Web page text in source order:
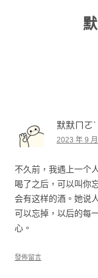
默默ㄇㄛˋ
2023 年 9
不久前，我遇上一个
喝了之后，可以叫你
会有这样的酒。她说
可以忘掉，以后的每
心。
發佈留言